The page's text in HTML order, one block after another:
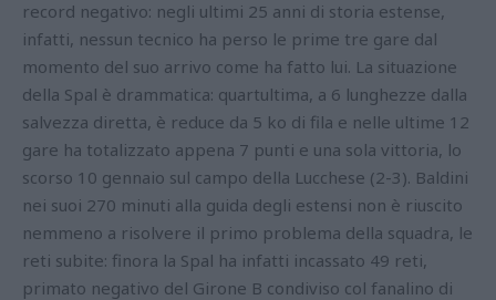
record negativo: negli ultimi 25 anni di storia estense,
infatti, nessun tecnico ha perso le prime tre gare dal
momento del suo arrivo come ha fatto lui. La situazione
della Spal è drammatica: quartultima, a 6 lunghezze dalla
salvezza diretta, è reduce da 5 ko di fila e nelle ultime 12
gare ha totalizzato appena 7 punti e una sola vittoria, lo
scorso 10 gennaio sul campo della Lucchese (2-3). Baldini
nei suoi 270 minuti alla guida degli estensi non è riuscito
nemmeno a risolvere il primo problema della squadra, le
reti subite: finora la Spal ha infatti incassato 49 reti,
primato negativo del Girone B condiviso col fanalino di